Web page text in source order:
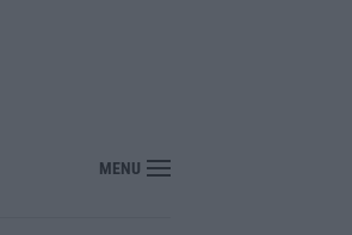
per le imprese del Sud
MENU